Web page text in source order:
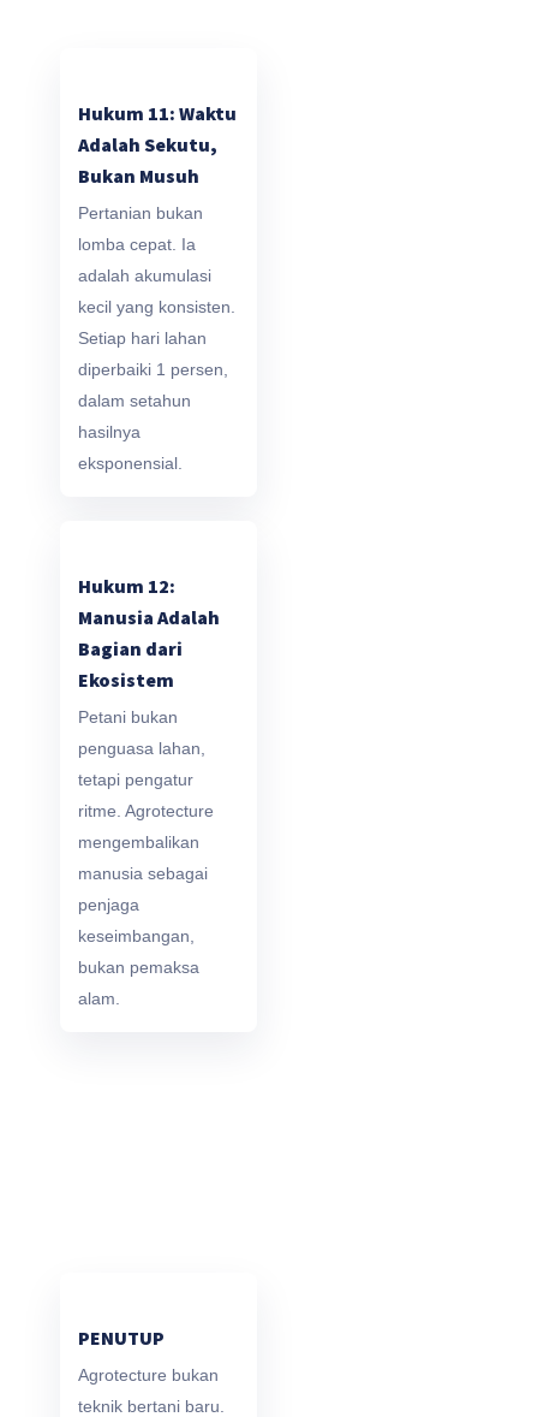
Hukum 11: Waktu
Adalah Sekutu,
Bukan Musuh
Pertanian bukan
lomba cepat. Ia
adalah akumulasi
kecil yang konsisten.
Setiap hari lahan
diperbaiki 1 persen,
dalam setahun
hasilnya
eksponensial.
Hukum 12:
Manusia Adalah
Bagian dari
Ekosistem
Petani bukan
penguasa lahan,
tetapi pengatur
ritme. Agrotecture
mengembalikan
manusia sebagai
penjaga
keseimbangan,
bukan pemaksa
alam.
PENUTUP
Agrotecture bukan
teknik bertani baru.